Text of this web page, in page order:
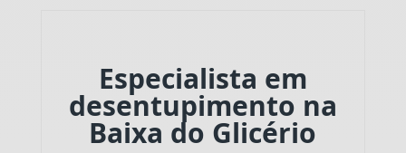
Especialista em
desentupimento na
Baixa do Glicério